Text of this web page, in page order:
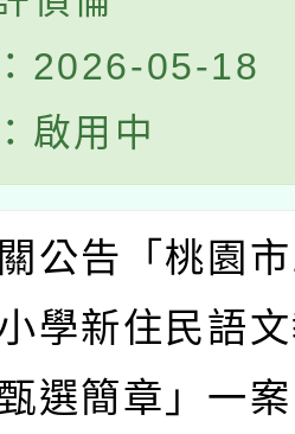
2026-05-18
啟用中
公告「桃園市
學新住民語
選簡章」一